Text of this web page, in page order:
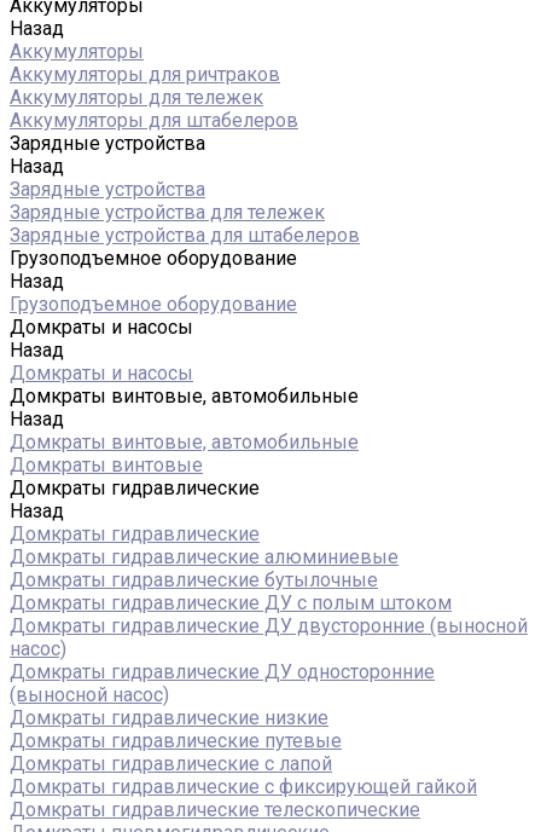
Аккумуляторы
Назад
Аккумуляторы
Аккумуляторы для ричтраков
Аккумуляторы для тележек
Аккумуляторы для штабелеров
Зарядные устройства
Назад
Зарядные устройства
Зарядные устройства для тележек
Зарядные устройства для штабелеров
Грузоподъемное оборудование
Назад
Грузоподъемное оборудование
Домкраты и насосы
Назад
Домкраты и насосы
Домкраты винтовые, автомобильные
Назад
Домкраты винтовые, автомобильные
Домкраты винтовые
Домкраты гидравлические
Назад
Домкраты гидравлические
Домкраты гидравлические алюминиевые
Домкраты гидравлические бутылочные
Домкраты гидравлические ДУ c полым штоком
Домкраты гидравлические ДУ двусторонние (выносной
насос)
Домкраты гидравлические ДУ односторонние
(выносной насос)
Домкраты гидравлические низкие
Домкраты гидравлические путевые
Домкраты гидравлические с лапой
Домкраты гидравлические с фиксирующей гайкой
Домкраты гидравлические телескопические